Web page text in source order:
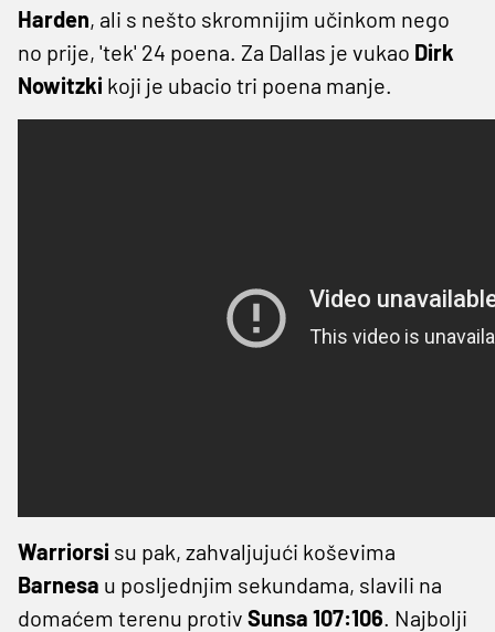
Harden, ali s nešto skromnijim učinkom nego
no prije, 'tek' 24 poena. Za Dallas je vukao Dirk
Nowitzki koji je ubacio tri poena manje.
Warriorsi su pak, zahvaljujući koševima
Barnesa u posljednjim sekundama, slavili na
domaćem terenu protiv Sunsa 107:106. Najbolji